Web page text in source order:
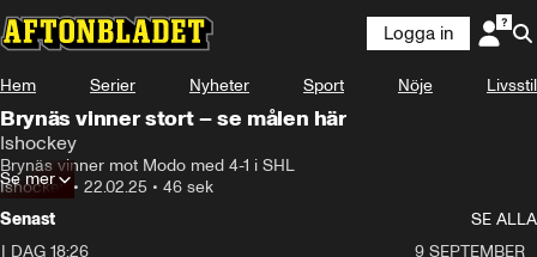
Logga in
Hem Serier Nyheter Sport Nöje Livsstil
Brynäs vinner stort – se målen här
Ishockey
Brynäs vinner mot Modo med 4-1 i SHL
Ishockey• 22.02.25 • 46 sek
Se mer
Senast
SE ALLA
I DAG 18:26 9 SEPTEMBER